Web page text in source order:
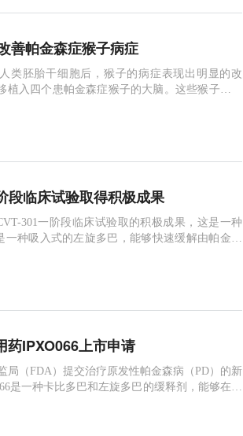
善帕金森症猴子病症
类胚胎干细胞后，猴子的病症表现出明显的改
入四个患帕金森症猴子的大脑。这些猴子四肢
的帕金森症状。在植入干细胞后约3个月，这些
段临床试验取得积极成果
301一阶段临床试验取的积极成果，这是一种
一种吸入式的左旋多巴，能够快速缓解由帕金森
通过吸入式输送到肺部能够显著提高左旋多巴
药IPXO066上市申请
局（FDA）提交治疗原发性帕金森病（PD）的新
是一种卡比多巴和左旋多巴的缓释剂，能够在人
次新药申请的数据来自于3个三期可控研究和2